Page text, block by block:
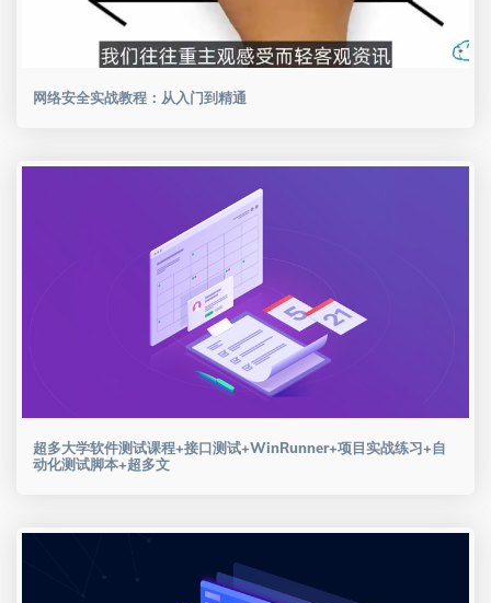
网络安全实战教程：从入门到精通
超多大学软件测试课程+接口测试+WinRunner+项目实战练习+自
动化测试脚本+超多文